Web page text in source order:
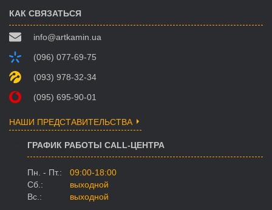
КАК СВЯЗАТЬСЯ
info@artkamin.ua
(096) 077-69-75
(093) 978-32-34
(095) 695-90-01
НАШИ ПРЕДСТАВИТЕЛЬСТВА
ГРАФИК РАБОТЫ CALL-ЦЕНТРА
Пн. - Пт.:
09:00-18:00
Сб.:
выходной
Вс.:
выходной